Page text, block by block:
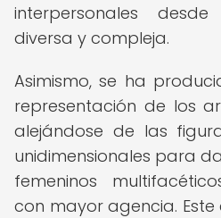
interpersonales
diversa y compleja.
Asimismo, se ha
representación de los
alejándose de las
unidimensionales para
femeninos
con mayor agencia.